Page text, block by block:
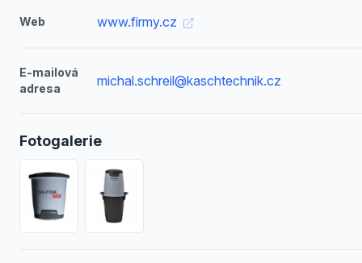
Web www.firmy.cz
E-mailová
adresa
michal.schreil@kaschtechnik.cz
Fotogalerie